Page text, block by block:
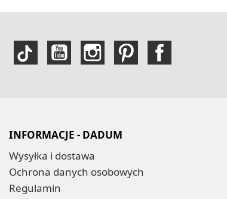
INFORMACJE - DADUM
Wysyłka i dostawa
Ochrona danych osobowych
Regulamin